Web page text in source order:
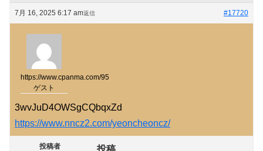
7月 16, 2025 6:17 am #17720
返信
https://www.cpanma.com/95
ゲスト
3wvJuD4OWSgCQbqxZd
https://www.nncz2.com/yeoncheoncz/
投稿者